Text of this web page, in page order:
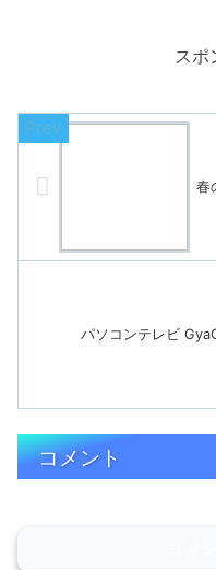
スポ
春
パソコンテレビ
コメント